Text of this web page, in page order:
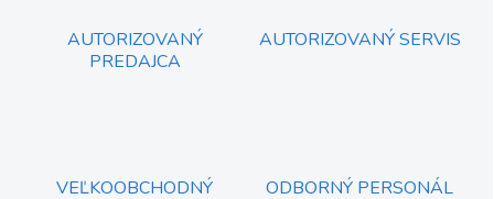
AUTORIZOVANÝ
PREDAJCA
AUTORIZOVANÝ SERVIS
VEĽKOOBCHODNÝ
ODBORNÝ PERSONÁL